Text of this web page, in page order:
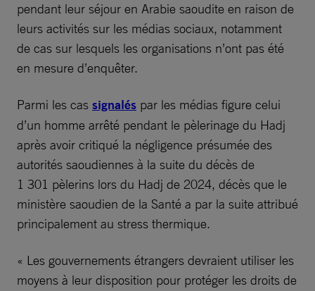
pendant leur séjour en Arabie saoudite en raison de
leurs activités sur les médias sociaux, notamment
de cas sur lesquels les organisations n’ont pas été
en mesure d’enquêter.
Parmi les cas signalés par les médias figure celui
d’un homme arrêté pendant le pèlerinage du Hadj
après avoir critiqué la négligence présumée des
autorités saoudiennes à la suite du décès de
1 301 pèlerins lors du Hadj de 2024, décès que le
ministère saoudien de la Santé a par la suite attribué
principalement au stress thermique.
« Les gouvernements étrangers devraient utiliser les
moyens à leur disposition pour protéger les droits de